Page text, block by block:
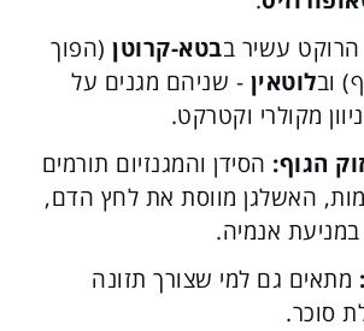
הרוקט עשיר בבטא-קרוטן (הפוך
לוטאין - שניהם מגנים על
מקולרי וקטרקט.
הגוף: הסידן והמגנזיום תורמים
האשלגן מווסת את לחץ הדם,
במניעת אנמיה.
מתאים גם למי שצורך תזונה
סוכר.